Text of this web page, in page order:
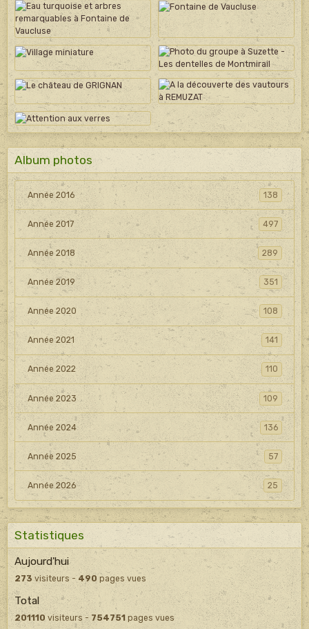
Album photos
Année 2016 138
Année 2017 497
Année 2018 289
Année 2019 351
Année 2020 108
Année 2021 141
Année 2022 110
Année 2023 109
Année 2024 136
Année 2025 57
Année 2026 25
Statistiques
Aujourd'hui
273 visiteurs - 490pages vues
Total
201110 visiteurs -754751 pages vues